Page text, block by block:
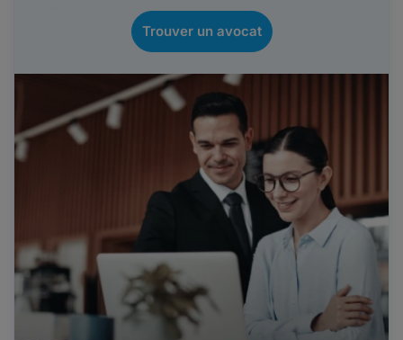
Trouver un avocat